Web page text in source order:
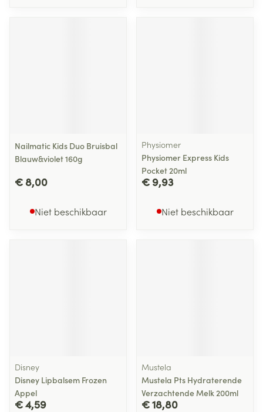
Nailmatic Kids Duo Bruisbal
Blauw&violet 160g
€ 8,00
Niet beschikbaar
Physiomer
Physiomer Express Kids
Pocket 20ml
€ 9,93
Niet beschikbaar
Disney
Disney Lipbalsem Frozen
Appel
€ 4,59
Mustela
Mustela Pts Hydraterende
Verzachtende Melk 200ml
€ 18,80